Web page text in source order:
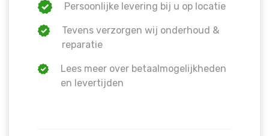
Persoonlijke levering bij u op locatie
Tevens verzorgen wij onderhoud &
reparatie
Lees meer over betaalmogelijkheden
en levertijden